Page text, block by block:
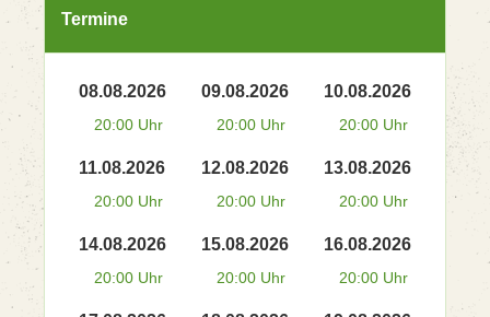
Termine
08.08.2026
20:00 Uhr
09.08.2026
20:00 Uhr
10.08.2026
20:00 Uhr
11.08.2026
20:00 Uhr
12.08.2026
20:00 Uhr
13.08.2026
20:00 Uhr
14.08.2026
20:00 Uhr
15.08.2026
20:00 Uhr
16.08.2026
20:00 Uhr